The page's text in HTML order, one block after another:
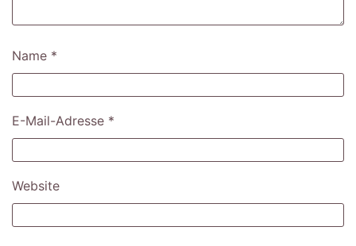
Name *
E-Mail-Adresse *
Website